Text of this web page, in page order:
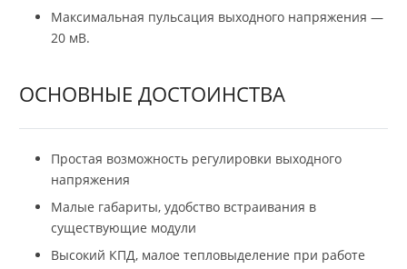
Максимальная пульсация выходного напряжения —
20 мВ.
ОСНОВНЫЕ ДОСТОИНСТВА
Простая возможность регулировки выходного
напряжения
Малые габариты, удобство встраивания в
существующие модули
Высокий КПД, малое тепловыделение при работе